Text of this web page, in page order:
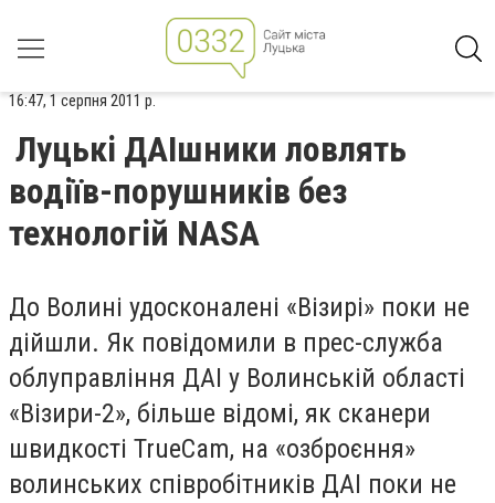
16:47, 1 серпня 2011 р.
Луцькі ДАІшники ловлять
водіїв-порушників без
технологій NASA
До Волині удосконалені «Візирі» поки не
дійшли. Як повідомили в прес-служба
облуправління ДАІ у Волинській області
«Візири-2», більше відомі, як сканери
швидкості TruеCam, на «озброєння»
волинських співробітників ДАІ поки не